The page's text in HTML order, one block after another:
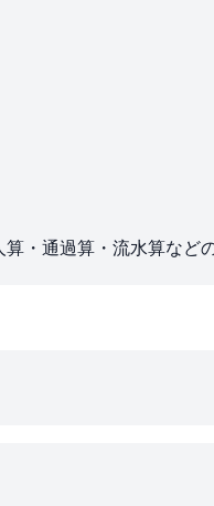
・通過算・流水算など